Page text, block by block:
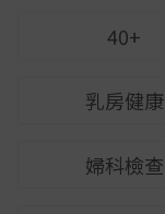
40+
乳房健康
婦科檢查